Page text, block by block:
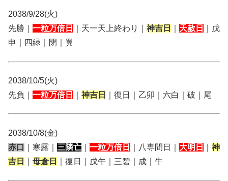
2038/9/28(火)
先勝｜ 一粒万倍日 ｜天一天上終わり｜ 神吉日 天赦日
｜戊
申｜四緑｜閉｜翼
2038/10/5(火)
先負｜ 一粒万倍日 神吉日 ｜復日｜乙卯｜六白｜破｜尾
2038/10/8(金)
赤口
｜寒露｜ 三隣亡 一粒万倍日 ｜八専間日｜ 大明日
神
吉日
母倉日 ｜復日｜戊午｜三碧｜成｜牛